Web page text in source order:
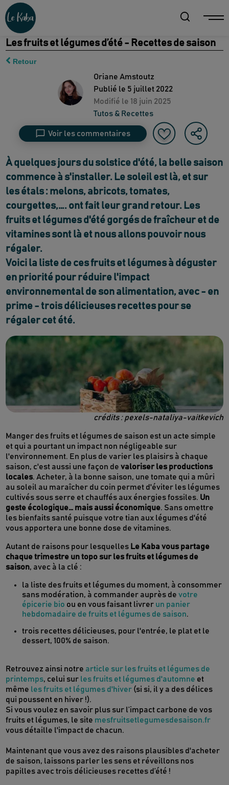
Les fruits et légumes d’été - Recettes de saison
Retour
Oriane Amstoutz
Publié le 5 juillet 2022
Modifié le 18 juin 2025
Tutos & Recettes
Voir les commentaires
À quelques jours du solstice d'été, la belle saison
commence à s'installer. Le soleil est là, et sur
les étals : melons, abricots, tomates,
courgettes,…. ont fait leur grand retour. Les
fruits et légumes d'été gorgés de fraîcheur et de
vitamines sont là et nous allons pouvoir nous
régaler.
Voici la liste de ces fruits et légumes à déguster
en priorité pour réduire l'impact
environnemental de son alimentation, avec - en
prime - trois délicieuses recettes pour se
régaler cet été.
crédits : pexels-nataliya-vaitkevich
Manger des fruits et légumes de saison est un acte simple
et qui a pourtant un impact non négligeable sur
l'environnement. En plus de varier les plaisirs à chaque
saison, c'est aussi une façon devaloriser les productions
locales. Acheter, à la bonne saison, une tomate qui a mûri
au soleil au maraîcher du coin permet d'éviter les légumes
cultivés sous serre et chauffés aux énergies fossiles. Un
geste écologique… mais aussi économique. Sans omettre
les bienfaits santé puisque votre tian aux légumes d'été
vous apportera une bonne dose de vitamines.
Autant de raisons pour lesquelles Le Kaba vous partage
chaque trimestre un topo sur les fruits et légumes de
saison, avec à la clé :
la liste des fruits et légumes du moment, à consommer
sans modération, à commander auprès devotre
épicerie bio ou en vous faisant livrer un panier
hebdomadaire de fruits et légumes de saison.
trois recettes délicieuses, pour l'entrée, le plat et le
dessert, 100% de saison.
Retrouvez ainsi notre article sur les fruits et légumes de
printemps, celui sur les fruits et légumes d'automne et
même les fruits et légumes d'hiver (si si, il y a des délices
qui poussent en hiver !).
Si vous voulez en savoir plus sur l’impact carbone de vos
fruits et légumes, le site mesfruitsetlegumesdesaison.fr
vous détaille l'impact de chacun.
Maintenant que vous avez des raisons plausibles d'acheter
de saison, laissons parler les sens et réveillons nos
papilles avec trois délicieuses recettes d’été !